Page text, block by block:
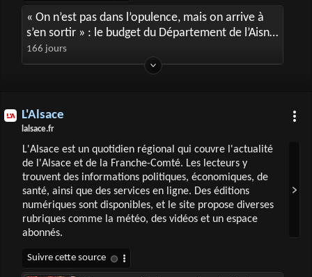
« On n’est pas dans l’opulence, mais on arrive à
s’en sortir » : le budget du Département de l’Aisne
devrait retrouver un peu d’air
166 jours
L'Alsace
lalsace.fr
L'Alsace est un quotidien régional qui couvre l'actualité
de l'Alsace et de la Franche-Comté. Les lecteurs y
trouvent des informations politiques, économiques, de
santé, ainsi que des services en ligne. Des éditions
numériques sont disponibles, et le site propose diverses
rubriques comme la météo, des vidéos et un espace
abonnés.